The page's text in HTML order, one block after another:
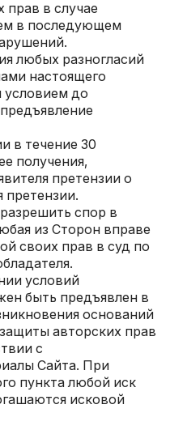
прав в случае
в последующем
любых разногласий
настоящего
условием до
в течение 30
получения,
претензии о
претензии.
спор в
из Сторон вправе
своих прав в суд по
условий
быть предъявлен в
оснований
авторских прав
с
Сайта. При
пункта любой иск
исковой